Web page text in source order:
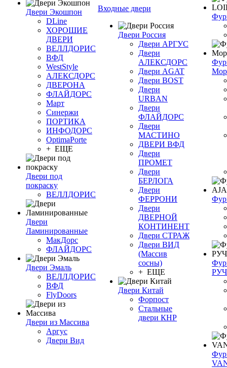
Двери Экошпон
DLine
ХОРОШИЕ
ДВЕРИ
ВЕЛЛДОРИС
ВФД
WestStyle
АЛЕКСДОРС
ДВЕРОНА
ФЛАЙДОРС
Март
Синержи
ПОРТИКА
ИНФОДОРС
OptimaPorte
+ ЕЩЕ
Двери под
покраску
ВЕЛЛДОРИС
Двери
Ламинированные
МакДорс
ФЛАЙДОРС
Двери Эмаль
ВЕЛЛДОРИС
ВФД
FlyDoors
Двери из Массива
Аргус
Двери Вид
Входные двери
Двери Россия
Двери АРГУС
Двери
АЛЕКСДОРС
Двери AGAT
Двери BOST
Двери
URBAN
Двери
ФЛАЙДОРС
Двери
МАСТИНО
ДВЕРИ ВФД
Двери
ПРОМЕТ
Двери
БЕРЛОГА
Двери
ФЕРРОНИ
Двери
ДВЕРНОЙ
КОНТИНЕНТ
Двери СТРАЖ
Двери ВИД
(Массив
сосны)
+ ЕЩЕ
Двери Китай
Форпост
Стальные
двери КНР